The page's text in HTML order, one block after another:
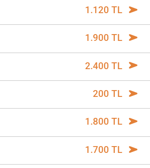
1.120 TL
1.900 TL
2.400 TL
200 TL
1.800 TL
1.700 TL